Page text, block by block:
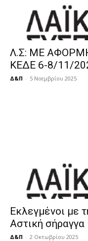
Λ.Σ: ΜΕ
ΚΕΔΕ 6-8/11/
Δ&Π - 5 Νοεμβρίου 2025
Εκλεγμένοι με
Αστική σήραγγα
Δ&Π - 2 Οκτωβρίου 2025